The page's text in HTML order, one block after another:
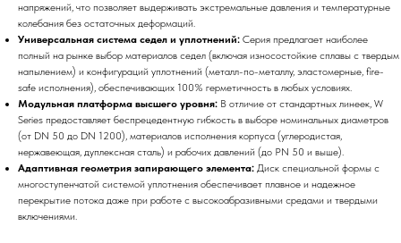
напряжений, что позволяет выдерживать экстремальные давления и температурные
колебания без остаточных деформаций.
Универсальная система седел и уплотнений: Серия предлагает наиболее
полный на рынке выбор материалов седел (включая износостойкие сплавы с твердым
напылением) и конфигураций уплотнений (металл-по-металлу, эластомерные, fire-
safe исполнения), обеспечивающих 100% герметичность в любых условиях.
Модульная платформа высшего уровня: В отличие от стандартных линеек, W
Series предоставляет беспрецедентную гибкость в выборе номинальных диаметров
(от DN 50 до DN 1200), материалов исполнения корпуса (углеродистая,
нержавеющая, дуплексная сталь) и рабочих давлений (до PN 50 и выше).
Адаптивная геометрия запирающего элемента: Диск специальной формы с
многоступенчатой системой уплотнения обеспечивает плавное и надежное
перекрытие потока даже при работе с высокоабразивными средами и твердыми
включениями.